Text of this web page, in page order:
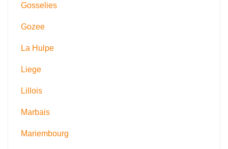
Gosselies
Gozee
La Hulpe
Liege
Lillois
Marbais
Mariembourg